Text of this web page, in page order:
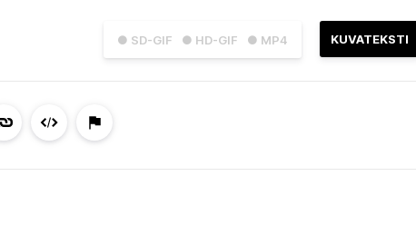
● SD-GIF ● HD-GIF ● MP4 KUVATEKSTI